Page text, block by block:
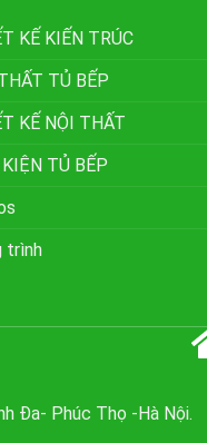
KẾ KIẾN TRÚC
TỦ BẾP
KẾ NỘI THẤT
TỦ BẾP
trình
Đa- Phúc Thọ -Hà Nội.